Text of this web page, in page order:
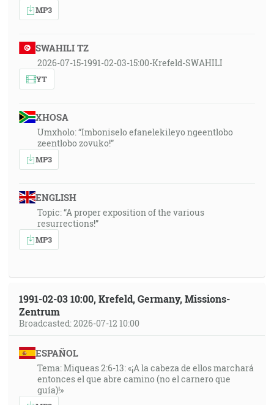
MP3
SWAHILI TZ
2026-07-15-1991-02-03-15:00-Krefeld-SWAHILI
YT
XHOSA
Umxholo: “Imboniselo efanelekileyo ngeentlobo
zeentlobo zovuko!”
MP3
ENGLISH
Topic: “A proper exposition of the various
resurrections!”
MP3
1991-02-03 10:00, Krefeld, Germany, Missions-
Zentrum
Broadcasted: 2026-07-12 10:00
ESPAÑOL
Tema: Miqueas 2:6-13: «¡A la cabeza de ellos marchará
entonces el que abre camino (no el carnero que
guía)!»